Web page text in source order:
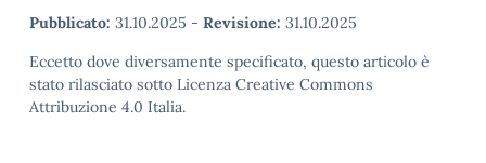
Pubblicato: 31.10.2025 - Revisione: 31.10.2025
Eccetto dove diversamente specificato, questo articolo è
stato rilasciato sotto Licenza Creative Commons
Attribuzione 4.0 Italia.